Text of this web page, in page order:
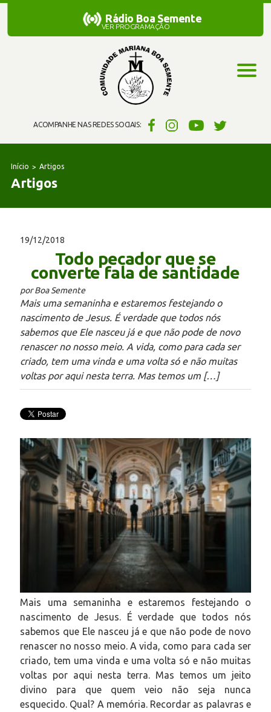
ACOMPANHE NAS REDES SOCIAIS:
Rádio Boa Semente
Rádio Boa Semente
VER PROGRAMAÇÃO
Início Artigos
Artigos
19/12/2018
Todo pecador que se
converte fala de santidade
por Boa Semente
Mais uma semaninha e estaremos festejando o
nascimento de Jesus. É verdade que todos nós
sabemos que Ele nasceu já e que não pode de novo
renascer no nosso meio. A vida, como para cada ser
criado, tem uma vinda e uma volta só e não muitas
voltas por aqui nesta terra. Mas temos um […]
Mais uma semaninha e estaremos festejando o
nascimento de Jesus. É verdade que todos nós
sabemos que Ele nasceu já e que não pode de novo
renascer no nosso meio. A vida, como para cada ser
criado, tem uma vinda e uma volta só e não muitas
voltas por aqui nesta terra. Mas temos um jeito
divino para que quem veio não seja nunca
esquecido. Qual? A memória. Recordar as palavras e